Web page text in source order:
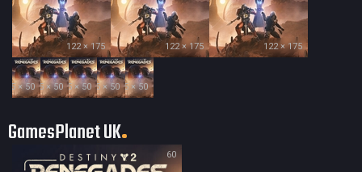
122 × 175 122 × 175 122 × 175
35 × 5035 × 5035 × 5035 × 5035 × 50
GamesPlanet UK
60